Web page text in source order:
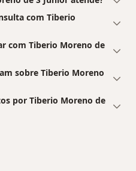
com Tiberio
com Tiberio Moreno de
sobre Tiberio Moreno
por Tiberio Moreno de